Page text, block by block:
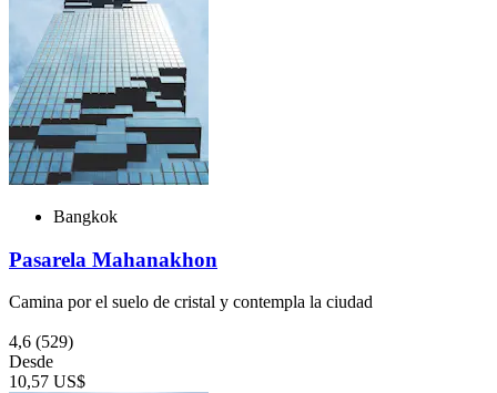
Bangkok
Pasarela Mahanakhon
Camina por el suelo de cristal y contempla la ciudad
4,6 (529)
Desde
10,57 US$